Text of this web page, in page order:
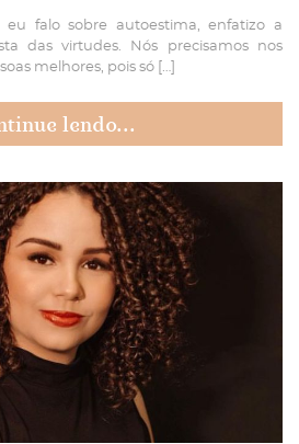
falo sobre autoestima, enfatizo a
das virtudes. Nós precisamos nos
melhores, pois só […]
lendo...